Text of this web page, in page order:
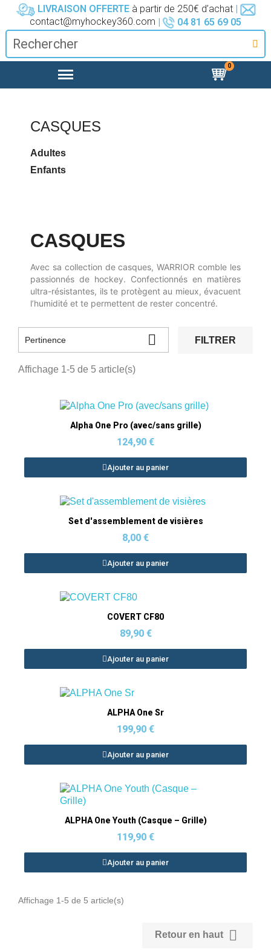
LIVRAISON OFFERTEà partir de 250€ d’achat
contact@myhockey360.com | 04 81 65 69 05
CASQUES
Adultes
Enfants
CASQUES
Avec sa collection de casques, WARRIOR comble les
passionnés de hockey. Confectionnés en matières
ultra-résistantes, ils te protègent au mieux, évacuent
l’humidité et te permettent de rester concentré.
Pertinence  FILTRER
Affichage 1-5 de 5 article(s)
Aperçu rapide
Alpha One Pro (avec/sans grille)
124,90 €
Ajouter au panier
Aperçu rapide
Set d'assemblement de visières
8,00 €
Ajouter au panier
Aperçu rapide
COVERT CF80
89,90 €
Ajouter au panier
Aperçu rapide
ALPHA One Sr
199,90 €
Ajouter au panier
Aperçu rapide
ALPHA One Youth (Casque – Grille)
119,90 €
Ajouter au panier
Affichage 1-5 de 5 article(s)
Retour en haut 